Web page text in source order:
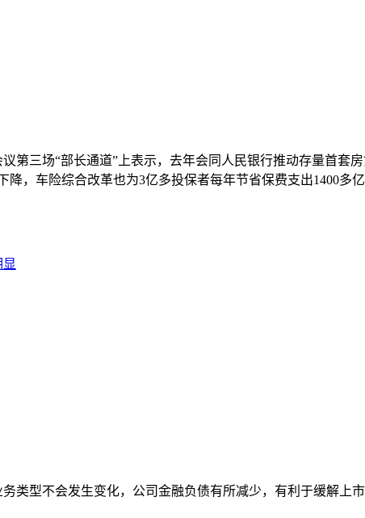
三场“部长通道”上表示，去年会同人民银行推动存量首套
，车险综合改革也为3亿多投保者每年节省保费支出1400多亿
类型不会发生变化，公司金融负债有所减少，有利于缓解上